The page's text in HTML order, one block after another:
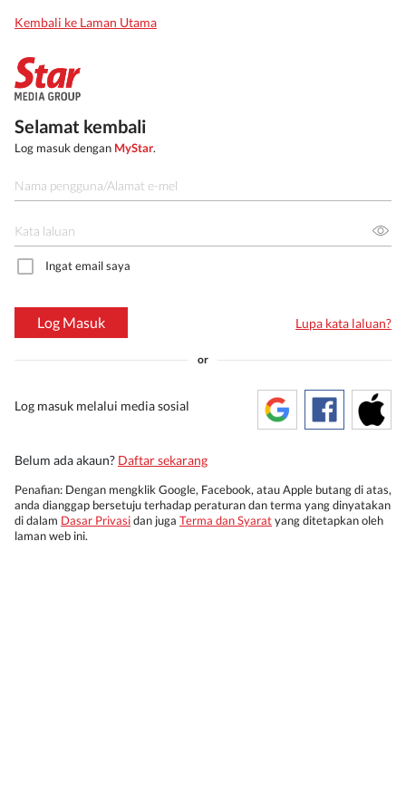
Kembali ke Laman Utama
Selamat kembali
Log masuk dengan MyStar.
Ingat email saya
Log Masuk Lupa kata laluan?
or
Log masuk melalui media sosial
Belum ada akaun? Daftar sekarang
Penafian: Dengan mengklik Google, Facebook, atau Apple butang di atas,
anda dianggap bersetuju terhadap peraturan dan terma yang dinyatakan
di dalam Dasar Privasidan juga Terma dan Syaratyang ditetapkan oleh
laman web ini.